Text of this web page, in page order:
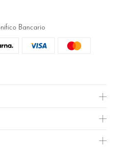
Bancario